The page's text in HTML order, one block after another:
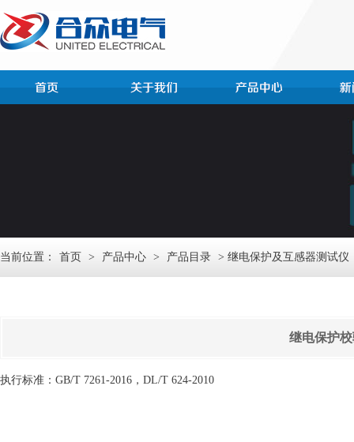
当前位置： 首页 > 产品中心 > 产品目录 > 继电保护及互感器测试仪
继电保护
执行标准：GB/T 7261-2016，DL/T 624-2010